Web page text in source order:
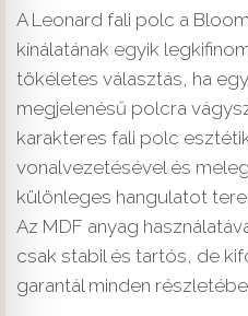
A Leonard fali polc a
kínálatának egyik
tökéletes választás, ha
megjelenésű polcra
karakteres fali polc
vonalvezetésével és
különleges hangulatot
Az MDF anyag
csak stabil és tartós, de
garantál minden